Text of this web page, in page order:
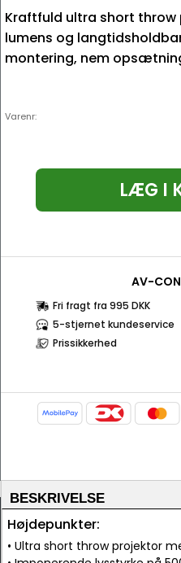
Kraftfuld ultra short throw
lumens og
montering, nem
Varenr:
LÆG I
AV-
Fri fragt fra 995 DKK
5-stjernet kundeservice
Prissikkerhed
BESKRIVELSE
Højdepunkter:
• Ultra short throw projektor